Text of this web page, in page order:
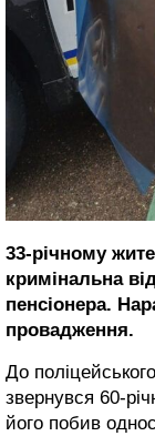
33-річному
кримінальна
пенсіонера.
провадження.
До
звернувся 60-
його побив